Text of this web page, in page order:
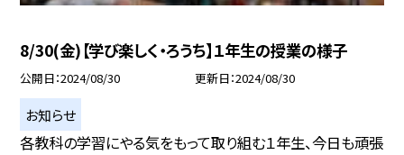
8/30(金)【学び楽しく・ろうち】１年生の授業の様子
公開日 2024/08/30 更新日 2024/08/30
お知らせ
各教科の学習にやる気をもって取り組む１年生、今日も頑張